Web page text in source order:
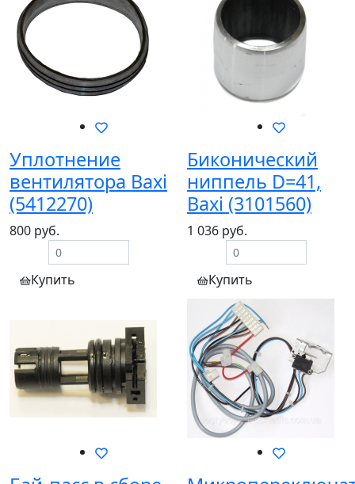
Уплотнение
вентилятора Baxi
(5412270)
800 руб.
Купить
Биконический
ниппель D=41,
Baxi (3101560)
1 036 руб.
Купить